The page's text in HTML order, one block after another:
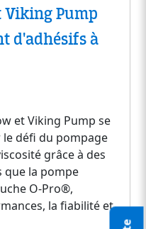
Viking Pump
d'adhésifs à
et Viking Pump se
défi du pompage
grâce à des
que la pompe
O-Pro®,
la fiabilité et